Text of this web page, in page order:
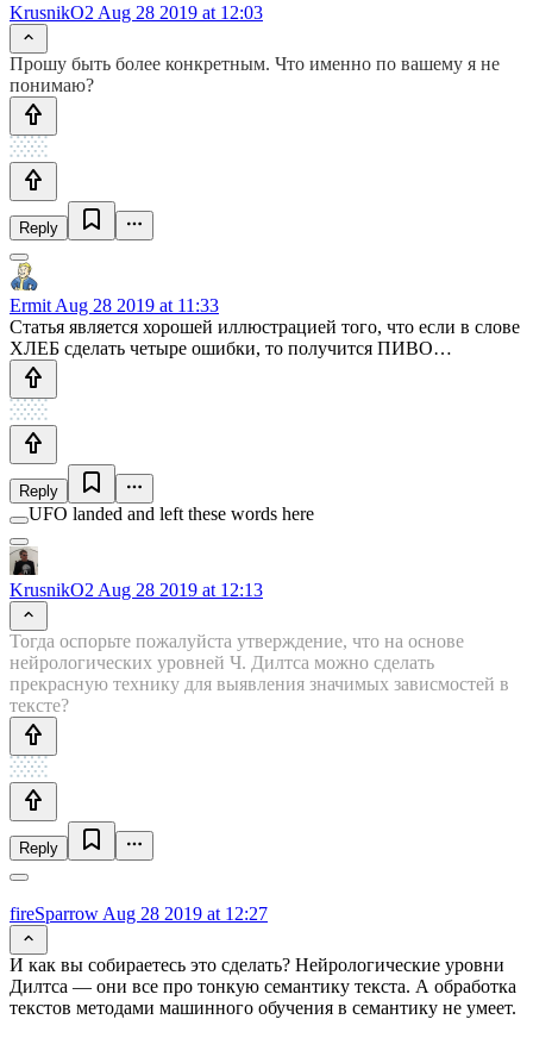
KrusnikO2 Aug 28 2019 at 12:03
Прошу быть более конкретным. Что именно по вашему я не
понимаю?
Reply
Ermit Aug 28 2019 at 11:33
Статья является хорошей иллюстрацией того, что если в слове
ХЛЕБ сделать четыре ошибки, то получится ПИВО…
Reply
UFO landed and left these words here
KrusnikO2 Aug 28 2019 at 12:13
Тогда оспорьте пожалуйста утверждение, что на основе
нейрологических уровней Ч. Дилтса можно сделать
прекрасную технику для выявления значимых зависмостей в
тексте?
Reply
fireSparrow Aug 28 2019 at 12:27
И как вы собираетесь это сделать? Нейрологические уровни
Дилтса — они все про тонкую семантику текста. А обработка
текстов методами машинного обучения в семантику не умеет.